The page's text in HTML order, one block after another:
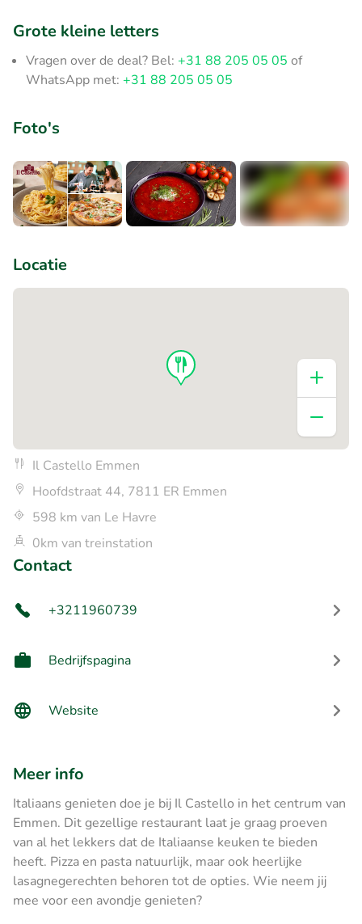
Grote kleine letters
Vragen over de deal? Bel: +31 88 205 05 05 of
WhatsApp met: +31 88 205 05 05
Foto's
Locatie
Il Castello Emmen
Hoofdstraat 44, 7811 ER Emmen
598 km van Le Havre
0km van treinstation
Contact
+3211960739
Bedrijfspagina
Website
Meer info
Italiaans genieten doe je bij Il Castello in het centrum van
Emmen. Dit gezellige restaurant laat je graag proeven
van al het lekkers dat de Italiaanse keuken te bieden
heeft. Pizza en pasta natuurlijk, maar ook heerlijke
lasagnegerechten behoren tot de opties. Wie neem jij
mee voor een avondje genieten?